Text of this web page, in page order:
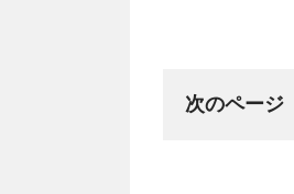
次のページ